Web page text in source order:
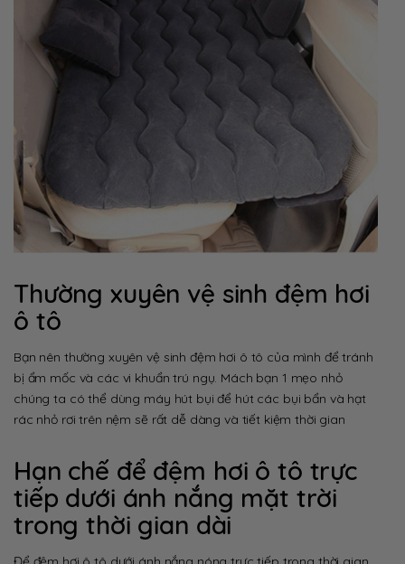
Thường xuyên vệ sinh đệm hơi
ô tô
Bạn nên thường xuyên vệ sinh đệm hơi ô tô của mình để tránh
bị ẩm mốc và các vi khuẩn trú ngụ. Mách bạn 1 mẹo nhỏ
chúng ta có thể dùng máy hút bụi để hút các bụi bẩn và hạt
rác nhỏ rơi trên nệm sẽ rất dễ dàng và tiết kiệm thời gian
Hạn chế để đệm hơi ô tô trực
tiếp dưới ánh nắng mặt trời
trong thời gian dài